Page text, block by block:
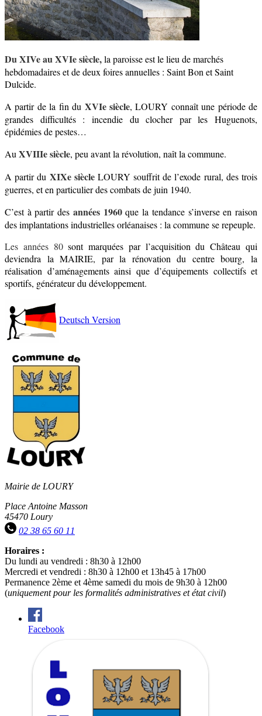
Du XIVe au XVIe siècle,la paroisse est le lieu de marchés
hebdomadaires et de deux foires annuelles : Saint Bon et Saint
Dulcide.
A partir de la fin du XVIe siècle, LOURY connaît une période de
grandes difficultés : incendie du clocher par les Huguenots,
épidémies de pestes…
Au XVIIIe siècle, peu avant la révolution, naît la commune.
A partir du XIXe siècle LOURY souffrit de l’exode rural, des trois
guerres, et en particulier des combats de juin 1940.
C’est à partir des années 1960que la tendance s’inverse en raison
des implantations industrielles orléanaises : la commune se repeuple.
Les années 80sont marquées par l’acquisition du Château qui
deviendra la MAIRIE, par la rénovation du centre bourg, la
réalisation d’aménagements ainsi que d’équipements collectifs et
sportifs, générateur du développement.
Deutsch Version
Mairie de LOURY
Place Antoine Masson
45470 Loury
02 38 65 60 11
Horaires :
Du lundi au vendredi : 8h30 à 12h00
Mercredi et vendredi : 8h30 à 12h00 et 13h45 à 17h00
Permanence 2ème et 4ème samedi du mois de 9h30 à 12h00
(uniquement pour les formalités administratives et état civil)
Facebook